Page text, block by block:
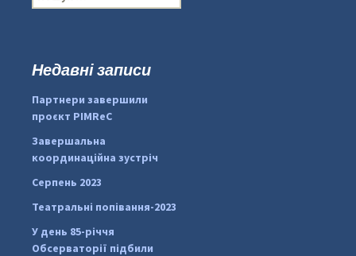
#PipIvanToday
pimrec_project
о
:Недавні записи
Партнери завершили
проєкт PIMReC
Завершальна
координаційна зустріч
Серпень 2023
Театральні попівання-2023
У день 85-річчя
Обсерваторії підбили